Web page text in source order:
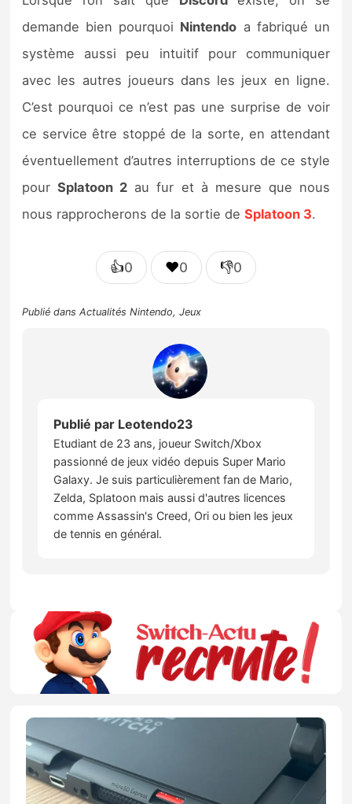
demande bien pourquoi Nintendo a fabriqué un
système aussi peu intuitif pour communiquer
avec les autres joueurs dans les jeux en ligne.
C’est pourquoi ce n’est pas une surprise de voir
ce service être stoppé de la sorte, en attendant
éventuellement d’autres interruptions de ce style
pourSplatoon 2 au fur et à mesure que nous
nous rapprocherons de la sortie deSplatoon 3.
👍0 ❤️0 👎0
Publié dansActualités Nintendo,Jeux
Publié par Leotendo23
Etudiant de 23 ans, joueur Switch/Xbox
passionné de jeux vidéo depuis Super Mario
Galaxy. Je suis particulièrement fan de Mario,
Zelda, Splatoon mais aussi d'autres licences
comme Assassin's Creed, Ori ou bien les jeux
de tennis en général.